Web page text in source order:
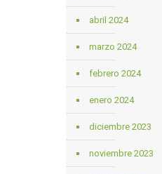
abril 2024
marzo 2024
febrero 2024
enero 2024
diciembre 2023
noviembre 2023